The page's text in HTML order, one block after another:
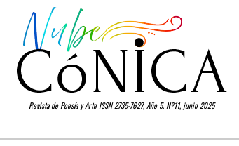
Revista de Poesía y Arte ISSN 2735-7627, Año 5. Nº11, junio 2025